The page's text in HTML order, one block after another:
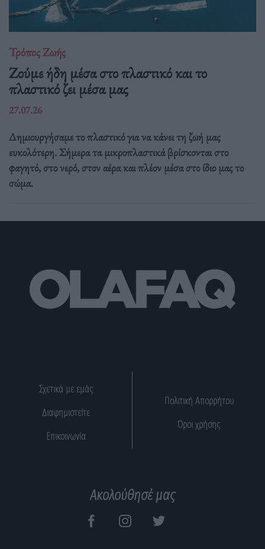
Τρόπος Ζωής
Ζούμε ήδη μέσα στο πλαστικό και το
πλαστικό ζει μέσα μας
27.07.26
Δημιουργήσαμε το πλαστικό για να κάνει τη ζωή μας
ευκολότερη. Σήμερα τα μικροπλαστικά βρίσκονται στο
φαγητό, στο νερό, στον αέρα και πλέον μέσα στο ίδιο μας το
σώμα.
Σχετικά με εμάς
Διαφημιστείτε
Επικοινωνία
Πολιτική Απορρήτου
Όροι χρήσης
Ακολούθησέ μας